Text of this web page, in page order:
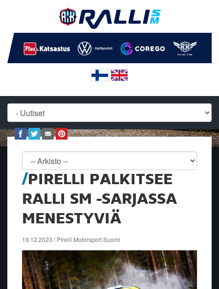
PIRELLI PALKITSEE
RALLI SM -SARJASSA
MENESTYVIÄ
19.12.2023 / Pirelli Motorsport Suomi